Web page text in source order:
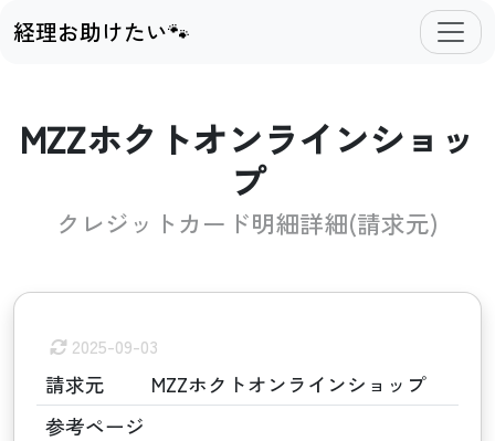
経理お助けたい🐾
MZZホクトオンラインショッ
プ
クレジットカード明細詳細(請求元)
2025-09-03
請求元
MZZホクトオンラインショップ
参考ページ